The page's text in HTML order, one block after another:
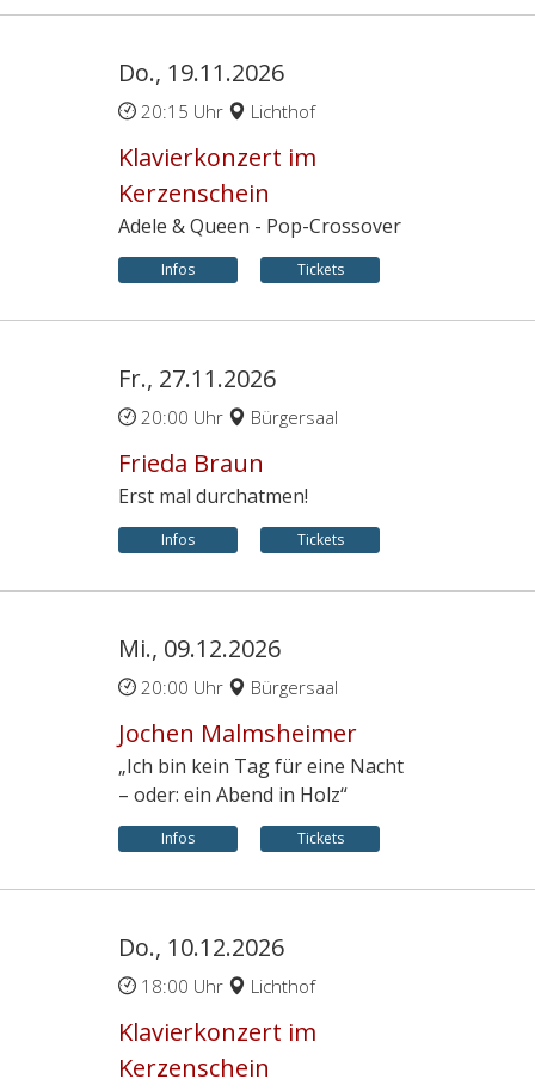
Do., 19.11.2026
20:15 Uhr Lichthof
Klavierkonzert im
Kerzenschein
Adele & Queen - Pop-Crossover
Infos Tickets
Fr., 27.11.2026
20:00 Uhr Bürgersaal
Frieda Braun
Erst mal durchatmen!
Infos Tickets
Mi., 09.12.2026
20:00 Uhr Bürgersaal
Jochen Malmsheimer
„Ich bin kein Tag für eine Nacht
– oder: ein Abend in Holz“
Infos Tickets
Do., 10.12.2026
18:00 Uhr Lichthof
Klavierkonzert im
Kerzenschein